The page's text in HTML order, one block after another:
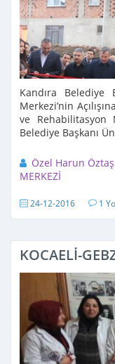
Kandıra Belediye
Merkezi’nin
ve Rehabilitasyon
Belediye Başkanı
Özel Harun
MERKEZİ
24-12-2016 1
KOCAELİ-